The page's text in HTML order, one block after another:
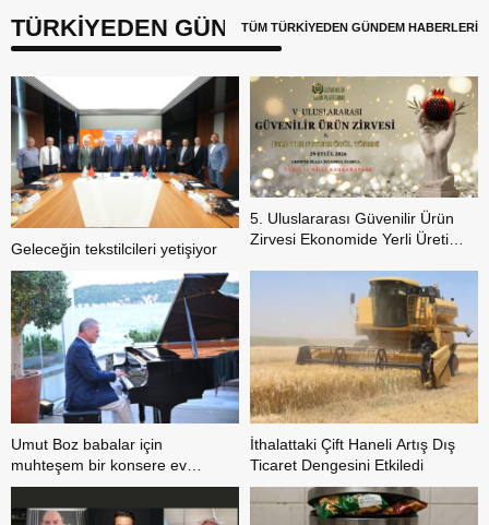
TÜRKİYEDEN GÜNDEMTÜM TÜRKİYEDEN GÜNDEM HABERLERİ
Geleceğin tekstilcileri yetişiyor
5. Uluslararası Güvenilir Ürün
Zirvesi Ekonomide Yerli Üretim
Umut Boz babalar için
muhteşem bir konsere ev
sahipliği yaptı
İthalattaki Çift Haneli Artış Dış
Ticaret Dengesini Etkiledi